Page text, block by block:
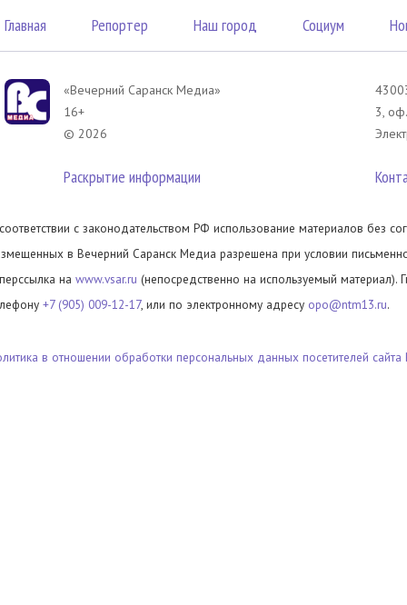
Главная Репортер Наш город Социум
«Вечерний Саранск Mедиа»
16+
© 2026
Раскрытие информации
3,
с законодательством РФ использование материалов без
в Вечерний Саранск Медиа разрешена при условии
на www.vsar.ru (непосредственно на используемый материал).
+7 (905) 009-12-17, или по электронному адресу opo@ntm13.ru.
в отношении обработки персональных данных посетителей